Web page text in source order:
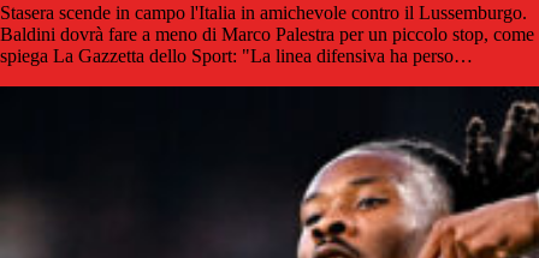
Stasera scende in campo l'Italia in amichevole contro il Lussemburgo.
Baldini dovrà fare a meno di Marco Palestra per un piccolo stop, come
spiega La Gazzetta dello Sport: "La linea difensiva ha perso…